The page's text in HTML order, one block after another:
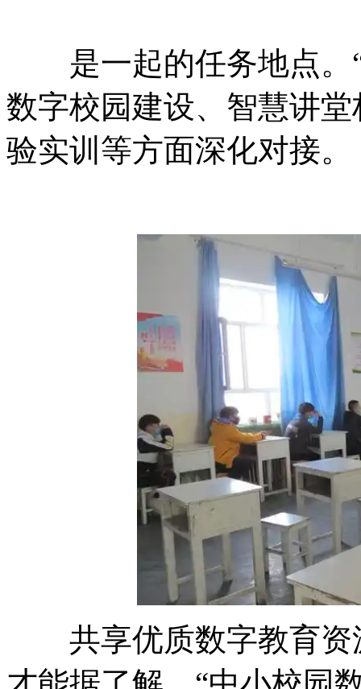
是一起的任务地点。“
数字校园建设、智慧讲
验实训等方面深化对接。
共享优质数字教育资